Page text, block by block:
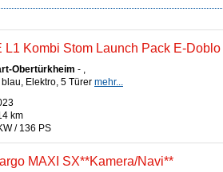
L1 Kombi Stom Launch Pack E-Doblo
Obertürkheim - ,
Elektro, 5 Türer mehr...
km
/ 136 PS
MAXI SX**Kamera/Navi**